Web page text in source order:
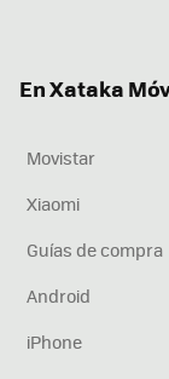
En Xataka
Movistar
Xiaomi
Guías de compra
Android
iPhone